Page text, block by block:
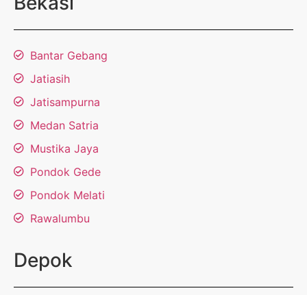
Bantar Gebang
Jatiasih
Jatisampurna
Medan Satria
Mustika Jaya
Pondok Gede
Pondok Melati
Rawalumbu
Depok